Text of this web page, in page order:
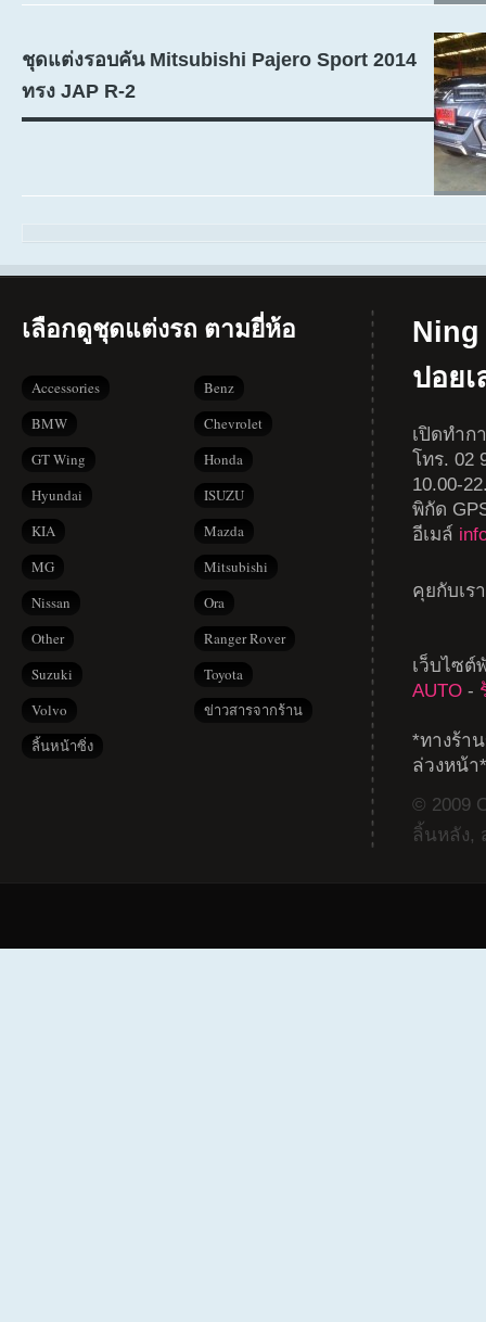
ชุดแต่งรอบคัน Mitsubishi Pajero Sport 2014
ทรง JAP R-2
เลือกดูชุดแต่งรถ ตามยี่ห้อ
Accessories
Benz
BMW
Chevrolet
GT Wing
Honda
Hyundai
ISUZU
KIA
Mazda
MG
Mitsubishi
Nissan
Ora
Other
Ranger Rover
Suzuki
Toyota
Volvo
ข่าวสารจากร้าน
ลิ้นหน้าซิ่ง
Ning
ปอย
เปิดทำก
โทร. 02
10.00-
พิกัด
อีเมล์
คุยกับเร
เว็บไซ
AUTO -
*ทางร้า
ล่วงหน้า*
© 2009
ลิ้นหลัง,